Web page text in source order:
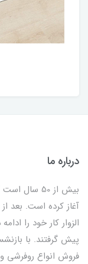
درباره ما
بیش از 50
آغاز کرده است. بعد
الزوار کار خود را
پیش گرفتند. با